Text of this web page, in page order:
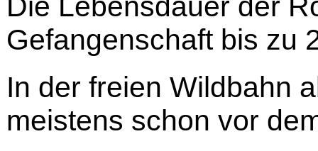
Gefangenschaft bis zu
In der freien Wildbahn
meistens schon vor